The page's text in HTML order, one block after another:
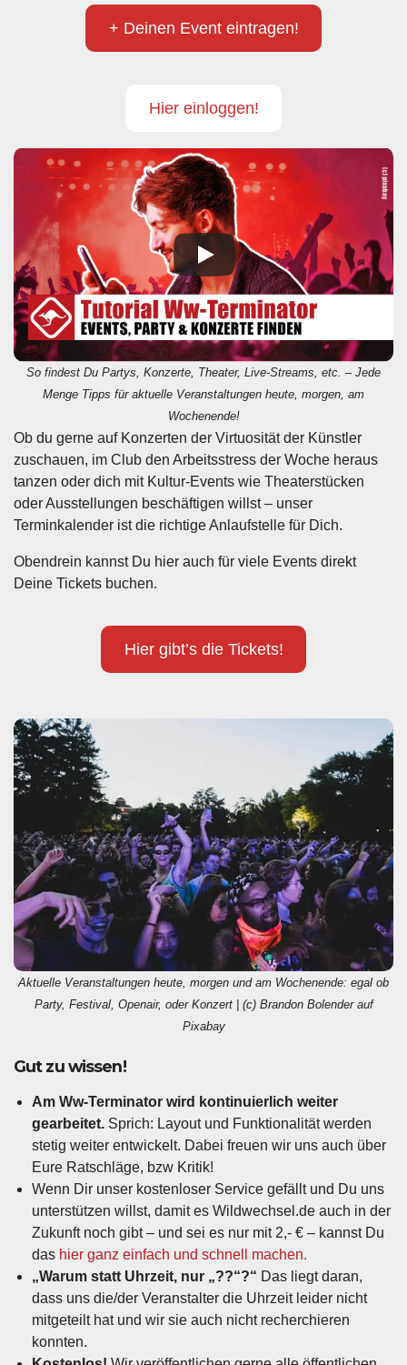
+ Deinen Event eintragen!
Hier einloggen!
So findest Du Partys, Konzerte, Theater, Live-Streams, etc. – Jede
Menge Tipps für aktuelle Veranstaltungen heute, morgen, am
Wochenende!
Ob du gerne auf Konzerten der Virtuosität der Künstler
zuschauen, im Club den Arbeitsstress der Woche heraus
tanzen oder dich mit Kultur-Events wie Theaterstücken
oder Ausstellungen beschäftigen willst – unser
Terminkalender ist die richtige Anlaufstelle für Dich.
Obendrein kannst Du hier auch für viele Events direkt
Deine Tickets buchen.
Hier gibt’s die Tickets!
Aktuelle Veranstaltungen heute, morgen und am Wochenende: egal ob
Party, Festival, Openair, oder Konzert | (c) Brandon Bolender auf
Pixabay
Gut zu wissen!
Am Ww-Terminator wird kontinuierlich weiter
gearbeitet. Sprich: Layout und Funktionalität werden
stetig weiter entwickelt. Dabei freuen wir uns auch über
Eure Ratschläge, bzw Kritik!
Wenn Dir unser kostenloser Service gefällt und Du uns
unterstützen willst, damit es Wildwechsel.de auch in der
Zukunft noch gibt – und sei es nur mit 2,- € – kannst Du
das hier ganz einfach und schnell machen.
„Warum statt Uhrzeit, nur „??“?“ Das liegt daran,
dass uns die/der Veranstalter die Uhrzeit leider nicht
mitgeteilt hat und wir sie auch nicht recherchieren
konnten.